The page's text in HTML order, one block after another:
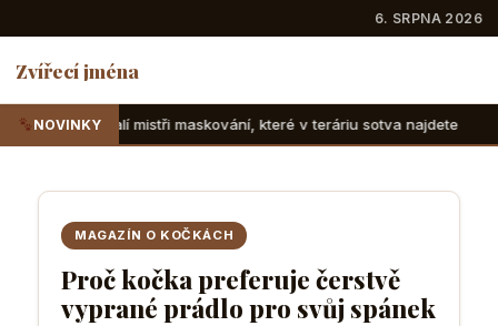
6. SRPNA 2026
Zvířecí jména
NOVINKY
maskování, které v teráriu sotva najdete
MAGAZÍN O KOČKÁCH
Proč kočka preferuje čerstvě
vyprané prádlo pro svůj spánek